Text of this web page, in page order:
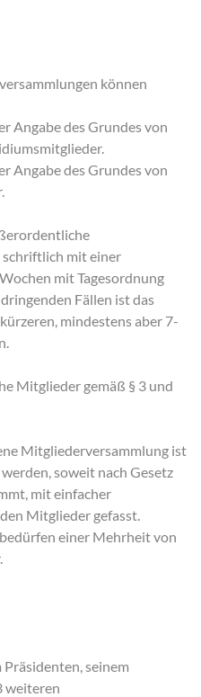
können
Angabe des Grundes von
Angabe des Grundes von
mit einer
mit Tagesordnung
Fällen ist das
mindestens aber 7-
Mitglieder gemäß § 3 und
Mitgliederversammlung ist
soweit nach Gesetz
mit einfacher
Mitglieder gefasst.
einer Mehrheit von
seinem
weiteren